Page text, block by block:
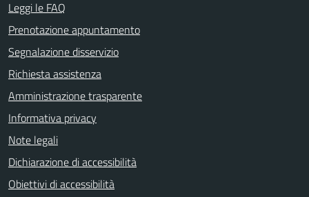
Leggi le FAQ
Prenotazione appuntamento
Segnalazione disservizio
Richiesta assistenza
Amministrazione trasparente
Informativa privacy
Note legali
Dichiarazione di accessibilità
Obiettivi di accessibilità